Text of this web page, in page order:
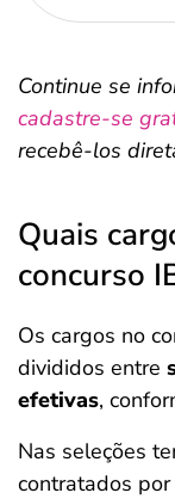
Continue se
cadastre-se
recebê-los
Quais
concurso
Os cargos no
divididos entre
efetivas,
Nas seleções
contratados por